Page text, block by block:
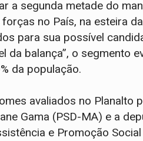
a segunda metade do
no País, na esteira
para sua possível
da balança”, o segmento
da população.
avaliados no Planalto
Gama (PSD-MA) e a
e Promoção